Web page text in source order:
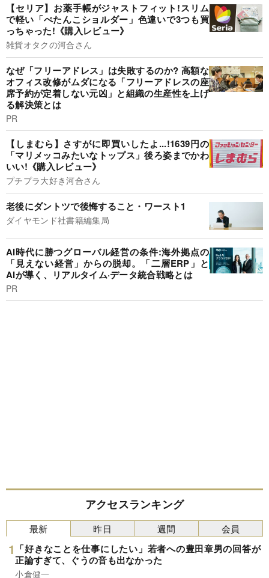
【セリア】お薬手帳がジャストフィット!スリム
で軽い「ぺたんこショルダー」色違いで3つも買
っちゃった!《購入レビュー》
雑貨オタクの河合さん
なぜ「フリーアドレス」は失敗するのか? 高額な
オフィス改修がムダになる「フリーアドレスの座
席予約が定着しない元凶」と組織の生産性を上げ
る解決策とは
PR
【しまむら】さすがに即買いしたよ...!1639円の
「マリメッコみたいなトップス」後ろ姿までかわ
いい!《購入レビュー》
プチプラ大好き河合さん
老後にダントツで後悔すること・ワースト1
ダイヤモンド社書籍編集局
AI時代に勝つグローバル経営の条件:海外拠点の
「見えない経営」からの脱却。「二層ERP」と
AIが導く、リアルタイム·データ統合戦略とは
PR
アクセスランキング
最新
「好きなことを仕事にしたい」若者への豊田章男の回答が
正論すぎて、ぐうの音も出なかった
小倉健一
昨日 週間 会員